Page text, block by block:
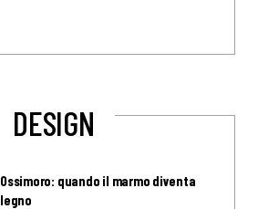
DESIGN
Ossimoro: quando il marmo diventa
legno